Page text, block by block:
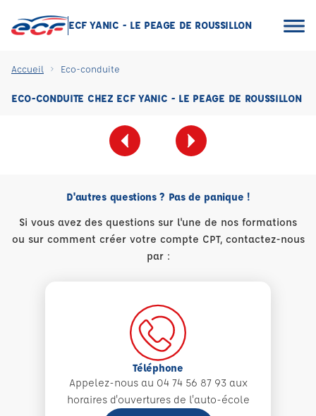
ECF YANIC - LE PEAGE DE ROUSSILLON
Accueil Eco-conduite
ECO-CONDUITE CHEZ ECF YANIC - LE PEAGE DE ROUSSILLON
D'autres questions ? Pas de panique !
Si vous avez des questions sur l'une de nos formations
ou sur comment créer votre compte CPT, contactez-nous
par :
Téléphone
Appelez-nous au 04 74 56 87 93 aux
horaires d'ouvertures de l'auto-école